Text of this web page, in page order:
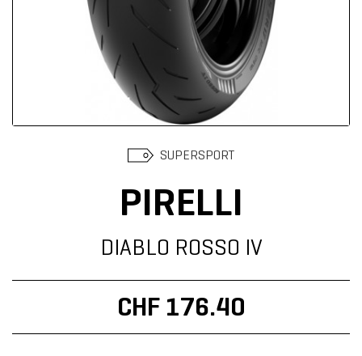
SUPERSPORT
PIRELLI
DIABLO ROSSO IV
CHF 176.40